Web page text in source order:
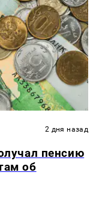
2 дня назад
пенсию
об